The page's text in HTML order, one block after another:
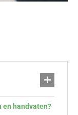
en handvaten?